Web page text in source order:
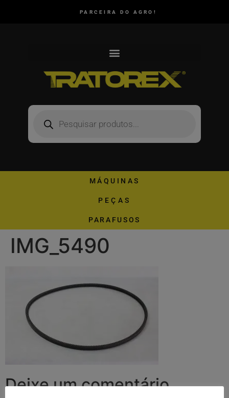
PARCEIRA DO AGRO!
MÁQUINAS
PEÇAS
PARAFUSOS
IMG_5490
Deixe um comentário